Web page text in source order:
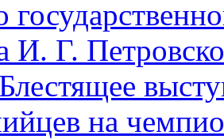
И. Г.
Блестящее
на